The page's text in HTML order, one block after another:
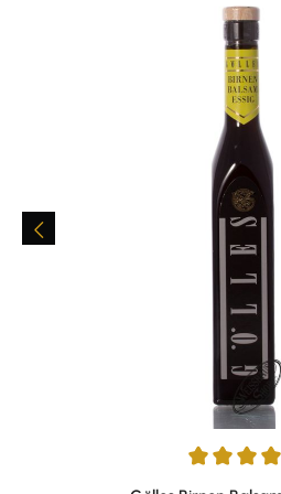
Durchschnittliche Bewertung von